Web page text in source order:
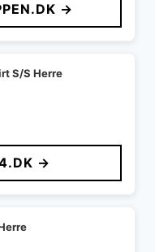
→
S/S Herre
→